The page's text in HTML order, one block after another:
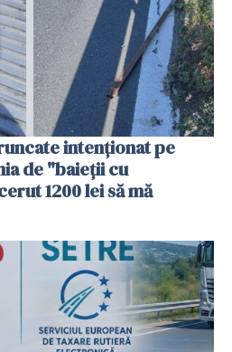
intenționat pe
de "baieții cu
1200 lei să mă